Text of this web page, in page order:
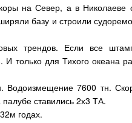
на Север, а в Николаеве
базу и строили
трендов. Если все
И только для Тихого океана
Водоизмещение 7600 тн.
ставились 2х3 ТА.
годах.